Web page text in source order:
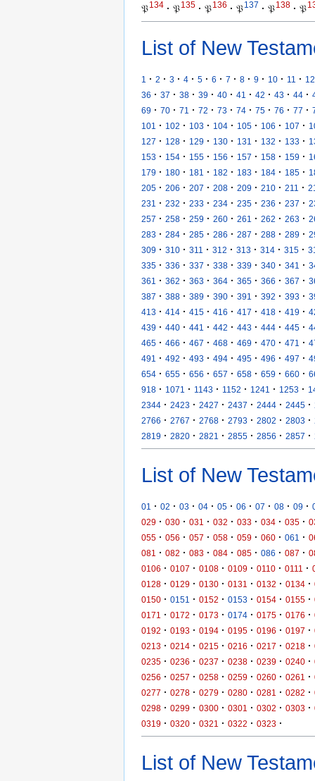
𝔓134 · 𝔓135 · 𝔓136 · 𝔓137 · 𝔓138 · 𝔓
List of New
1 · 2 · 3 · 4 · 5 · 6 · 7 · 8 · 9 · 10 · 11 · 12
36 · 37 · 38 · 39 · 40 · 41 · 42 · 43 · 44 ·
69 · 70 · 71 · 72 · 73 · 74 · 75 · 76 · 77 ·
101
· 102 · 103 · 104 · 105 · 106 · 107 ·
127 · 128 · 129 · 130 · 131 · 132 · 133 ·
153 · 154 · 155 · 156 · 157 · 158 · 159 ·
179 · 180 · 181 · 182 · 183 · 184 · 185 ·
205 · 206 · 207 · 208 · 209 · 210 · 211 ·
231
· 232 · 233 · 234 · 235 · 236 · 237 ·
257 · 258 · 259 · 260 · 261 · 262 · 263 ·
283 · 284 · 285 · 286 · 287 · 288 · 289 ·
309 · 310 · 311 · 312 · 313 · 314 · 315 ·
335 · 336 · 337 · 338 · 339 · 340 · 341 ·
361
· 362 · 363 · 364 · 365 · 366 · 367 ·
387 · 388 · 389 · 390 · 391 · 392 · 393 ·
413 · 414 · 415 · 416 · 417 · 418 · 419 ·
439 · 440 · 441 · 442 · 443 · 444 · 445 ·
465 · 466 · 467 · 468 · 469 · 470 · 471 ·
491
· 492 · 493 · 494 · 495 · 496 · 497 ·
654 · 655 · 656 · 657 · 658 · 659 · 660 ·
918 · 1071 · 1143 · 1152 · 1241 · 1253 ·
2344 · 2423 · 2427 · 2437 · 2444 · 2445 ·
2766 · 2767 · 2768 · 2793 · 2802 · 2803 ·
2819 · 2820 · 2821 · 2855 · 2856 · 2857 ·
List of New
01 · 02 · 03 · 04 · 05 · 06 · 07 · 08 · 09 ·
029 · 030 · 031 · 032 · 033 · 034 · 035 ·
055 · 056 · 057 · 058 · 059 · 060 · 061 ·
081
· 082 · 083 · 084 · 085 · 086 · 087 ·
0106 · 0107 · 0108 · 0109 · 0110 · 0111 ·
0128 · 0129 · 0130 · 0131 · 0132 · 0134 ·
0150 · 0151 · 0152 · 0153 · 0154 · 0155 ·
0171
· 0172 · 0173 · 0174 · 0175 · 0176 ·
0192 · 0193 · 0194 · 0195 · 0196 · 0197 ·
0213 · 0214 · 0215 · 0216 · 0217 · 0218 ·
0235 · 0236 · 0237 · 0238 · 0239 · 0240 ·
0256 · 0257 · 0258 · 0259 · 0260 · 0261 ·
0277 · 0278 · 0279 · 0280 · 0281 · 0282 ·
0298 · 0299 · 0300 · 0301 · 0302 · 0303 ·
0319 · 0320 · 0321 · 0322 · 0323 ·
List of New